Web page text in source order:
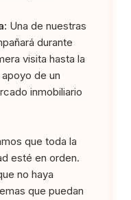
Una de nuestras
durante
visita hasta la
de un
inmobiliario
que toda la
esté en orden.
no haya
que puedan